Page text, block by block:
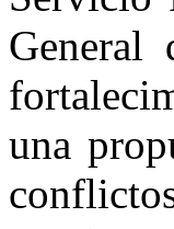
General
una